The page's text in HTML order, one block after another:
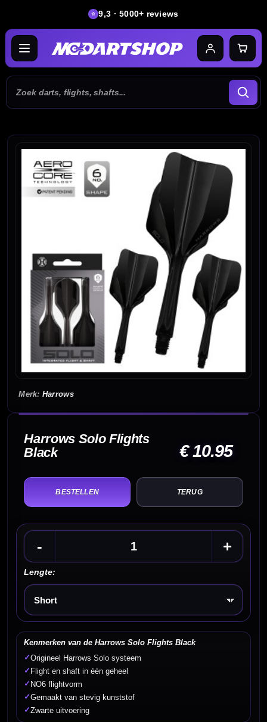
9,3 · 5000+ reviews
Harrows
Harrows Solo Flights
Black
€ 10.95
TERUG
- +
Lengte:
Kies een optie
Kenmerken van de Harrows Solo Flights Black
✓Origineel Harrows Solo systeem
✓ Flight en shaft in één geheel
✓ NO6 flightvorm
✓Gemaakt van stevig kunststof
✓Zwarte uitvoering